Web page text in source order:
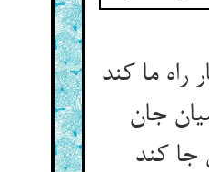
راه ما کند
جان
جا کند